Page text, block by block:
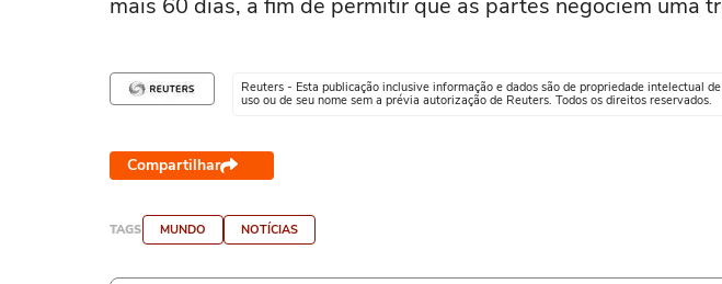
mais 60 dias, a fim de permitir que as partes negociem uma
Reuters - Esta publicação inclusive informação e dados são de propriedade intelectual
uso ou de seu nome sem a prévia autorização de Reuters. Todos os direitos reservados.
Compartilhar
TAGS MUNDO NOTÍCIAS